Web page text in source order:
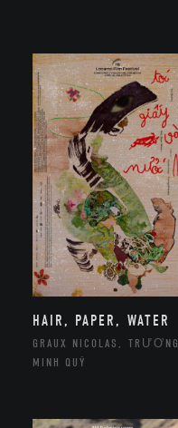
HAIR, PAPER, WATER
GRAUX NICOLAS, TRƯƠNG
MINH QUÝ